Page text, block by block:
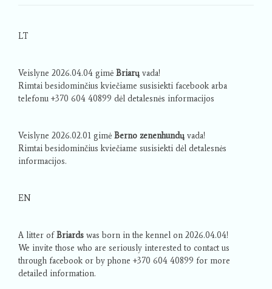
LT
Veislyne 2026.04.04 gimė Briarų vada!
Rimtai besidominčius kviečiame susisiekti facebook arba
telefonu +370 604 40899 dėl detalesnės informacijos
Veislyne 2026.02.01 gimė Berno zenenhundų vada!
Rimtai besidominčius kviečiame susisiekti dėl detalesnės
informacijos.
EN
A litter ofBriards was born in the kennel on 2026.04.04!
We invite those who are seriously interested to contact us
through facebook or by phone +370 604 40899 for more
detailed information.